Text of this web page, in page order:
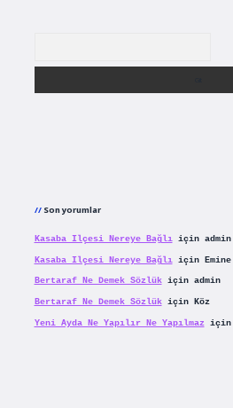
Son yorumlar
Kasaba Ilçesi Nereye Bağlıiçin admin
Kasaba Ilçesi Nereye Bağlıiçin Emine
Bertaraf Ne Demek Sözlükiçin admin
Bertaraf Ne Demek Sözlükiçin Köz
Yeni Ayda Ne Yapılır Ne Yapılmaziçin